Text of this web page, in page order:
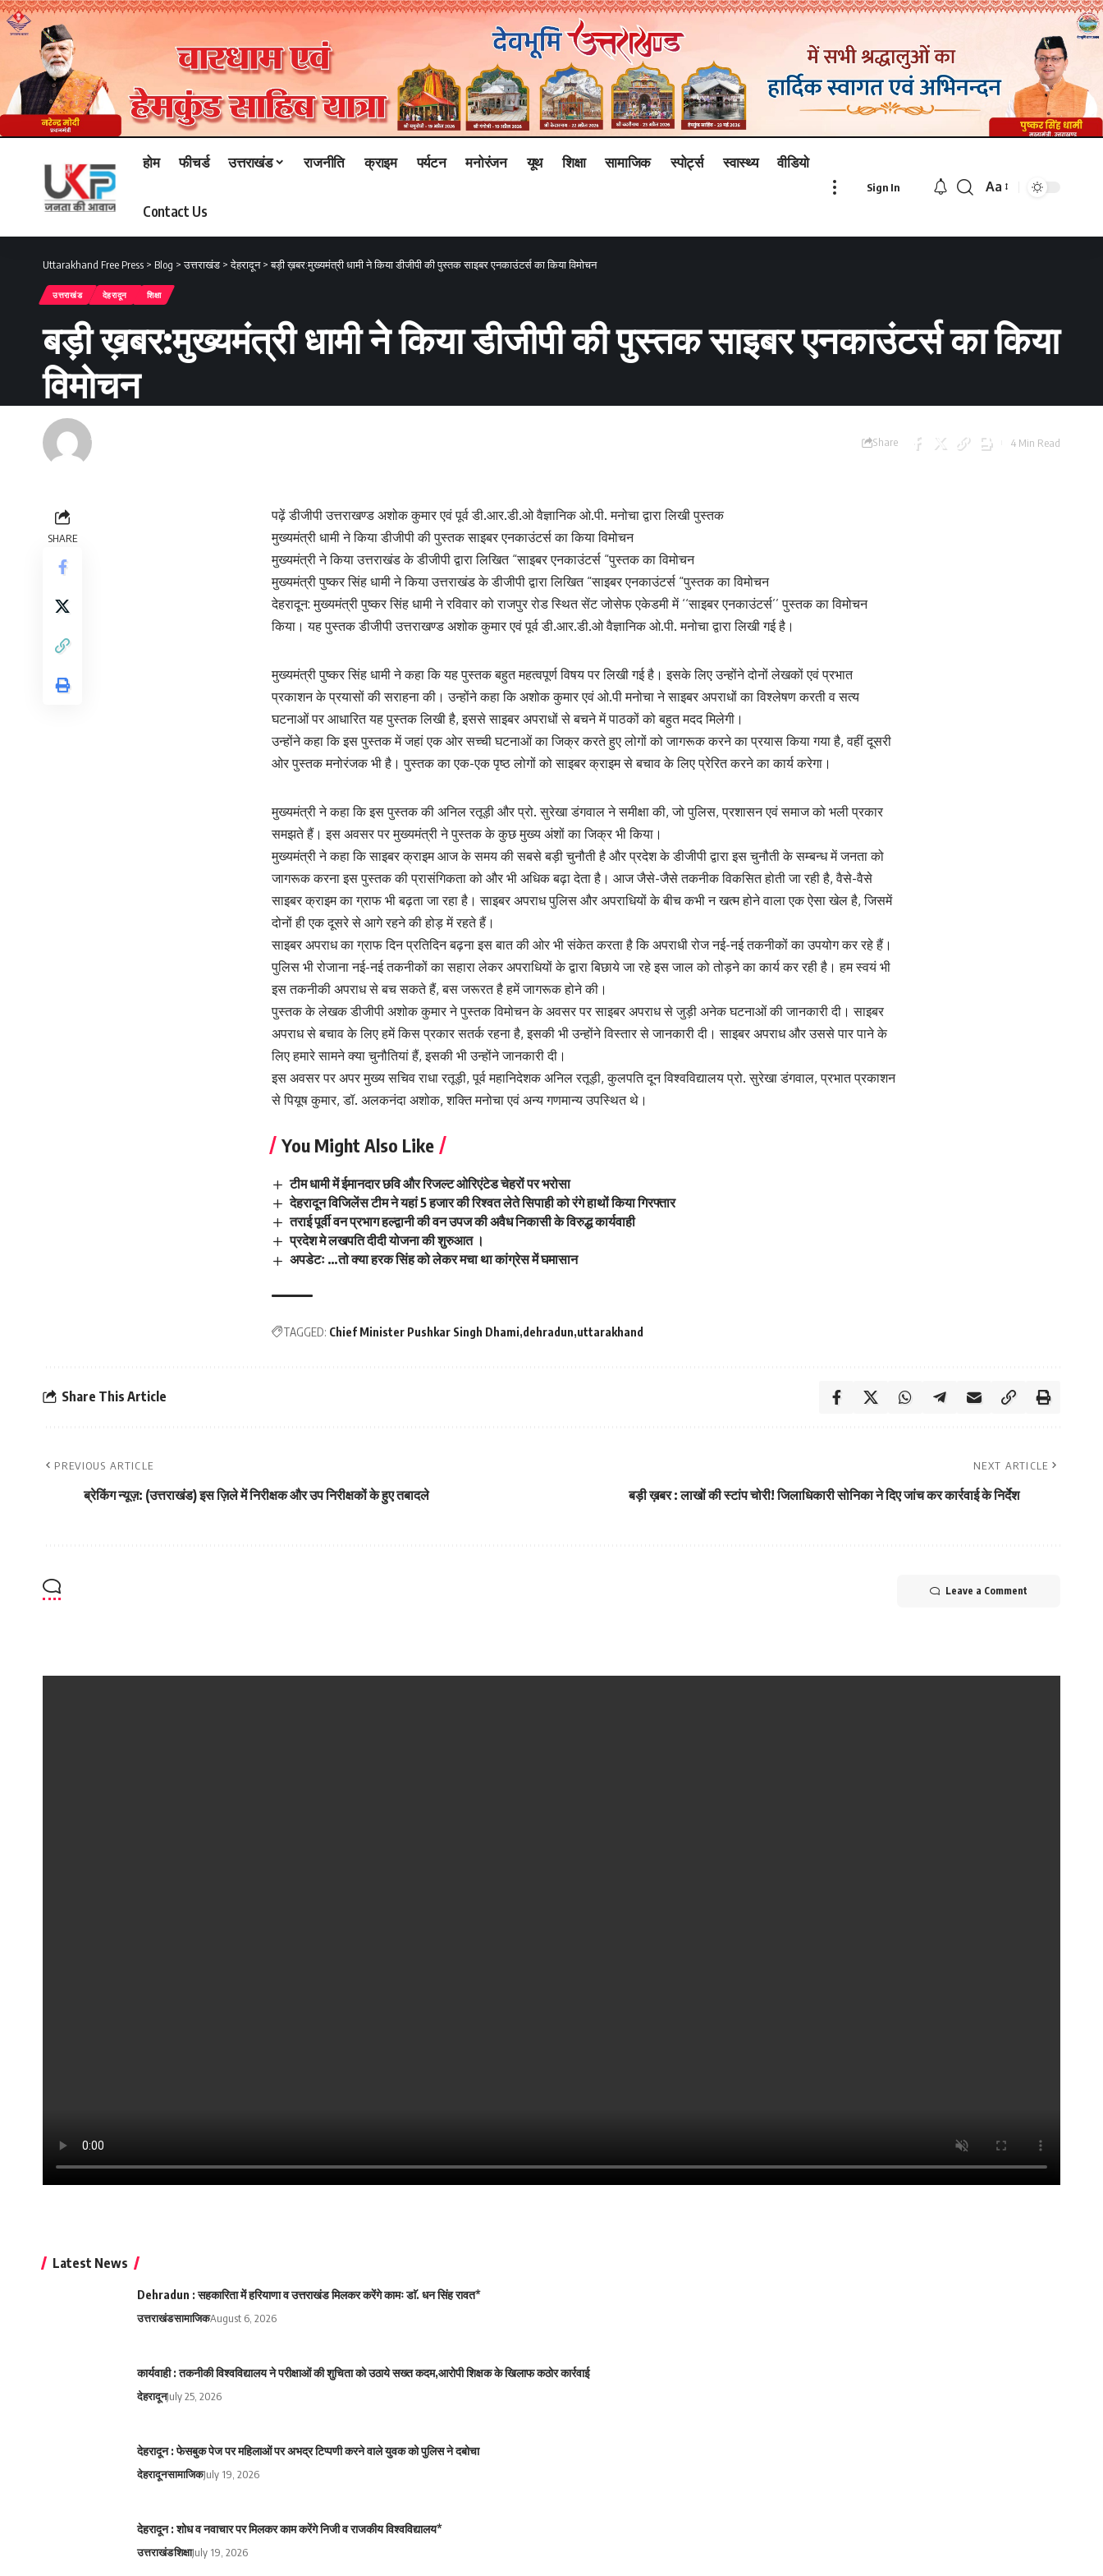
होम फीचर्ड उत्तराखंड राजनीति क्राइम पर्यटन मनोरंजन यूथ शिक्षा सामाजिक स्पोर्ट्स स्वास्थ्य वीडियो
Contact Us
Sign In
Font
Aa
Uttarakhand Free Press > Blog >उत्तराखंड >देहरादून>बड़ी ख़बर:मुख्‍यमंत्री धामी ने किया डीजीपी की पुस्‍तक साइबर एनकाउंटर्स का किया विमोचन
उत्तराखंड देहरादून शिक्षा
बड़ी ख़बर:मुख्‍यमंत्री धामी ने किया डीजीपी की पुस्‍तक साइबर एनकाउंटर्स का किया
विमोचन
Last updated: September 24, 2023 8:55 am
Renu Negi
Share 4 Min Read
SHARE
पढ़ें डीजीपी उत्तराखण्ड अशोक कुमार एवं पूर्व डी.आर.डी.ओ वैज्ञानिक ओ.पी. मनोचा द्वारा लिखी पुस्तक
मुख्‍यमंत्री धामी ने किया डीजीपी की पुस्‍तक साइबर एनकाउंटर्स का किया विमोचन
मुख्यमंत्री ने किया उत्तराखंड के डीजीपी द्वारा लिखित “साइबर एनकाउंटर्स “पुस्तक का विमोचन
मुख्यमंत्री पुष्कर सिंह धामी ने किया उत्तराखंड के डीजीपी द्वारा लिखित “साइबर एनकाउंटर्स “पुस्तक का विमोचन
देहरादून: मुख्यमंत्री पुष्कर सिंह धामी ने रविवार को राजपुर रोड स्थित सेंट जोसेफ एकेडमी में ‘‘साइबर एनकाउंटर्स’’ पुस्तक का विमोचन
किया। यह पुस्तक डीजीपी उत्तराखण्ड अशोक कुमार एवं पूर्व डी.आर.डी.ओ वैज्ञानिक ओ.पी. मनोचा द्वारा लिखी गई है।
मुख्यमंत्री पुष्कर सिंह धामी ने कहा कि यह पुस्तक बहुत महत्वपूर्ण विषय पर लिखी गई है। इसके लिए उन्होंने दोनों लेखकों एवं प्रभात
प्रकाशन के प्रयासों की सराहना की। उन्होंने कहा कि अशोक कुमार एवं ओ.पी मनोचा ने साइबर अपराधों का विश्लेषण करती व सत्य
घटनाओं पर आधारित यह पुस्तक लिखी है, इससे साइबर अपराधों से बचने में पाठकों को बहुत मदद मिलेगी।
उन्होंने कहा कि इस पुस्तक में जहां एक ओर सच्ची घटनाओं का जिक्र करते हुए लोगों को जागरूक करने का प्रयास किया गया है, वहीं दूसरी
ओर पुस्तक मनोरंजक भी है। पुस्तक का एक-एक पृष्ठ लोगों को साइबर क्राइम से बचाव के लिए प्रेरित करने का कार्य करेगा।
मुख्यमंत्री ने कहा कि इस पुस्तक की अनिल रतूड़ी और प्रो. सुरेखा डंगवाल ने समीक्षा की, जो पुलिस, प्रशासन एवं समाज को भली प्रकार
समझते हैं। इस अवसर पर मुख्यमंत्री ने पुस्तक के कुछ मुख्य अंशों का जिक्र भी किया।
मुख्यमंत्री ने कहा कि साइबर क्राइम आज के समय की सबसे बड़ी चुनौती है और प्रदेश के डीजीपी द्वारा इस चुनौती के सम्बन्ध में जनता को
जागरूक करना इस पुस्तक की प्रासंगिकता को और भी अधिक बढ़ा देता है। आज जैसे-जैसे तकनीक विकसित होती जा रही है, वैसे-वैसे
साइबर क्राइम का ग्राफ भी बढ़ता जा रहा है। साइबर अपराध पुलिस और अपराधियों के बीच कभी न खत्म होने वाला एक ऐसा खेल है, जिसमें
दोनों ही एक दूसरे से आगे रहने की होड़ में रहते हैं।
साइबर अपराध का ग्राफ दिन प्रतिदिन बढ़ना इस बात की ओर भी संकेत करता है कि अपराधी रोज नई-नई तकनीकों का उपयोग कर रहे हैं।
पुलिस भी रोजाना नई-नई तकनीकों का सहारा लेकर अपराधियों के द्वारा बिछाये जा रहे इस जाल को तोड़ने का कार्य कर रही है। हम स्वयं भी
इस तकनीकी अपराध से बच सकते हैं, बस जरूरत है हमें जागरूक होने की।
पुस्तक के लेखक डीजीपी अशोक कुमार ने पुस्तक विमोचन के अवसर पर साइबर अपराध से जुड़ी अनेक घटनाओं की जानकारी दी। साइबर
अपराध से बचाव के लिए हमें किस प्रकार सतर्क रहना है, इसकी भी उन्होंने विस्तार से जानकारी दी। साइबर अपराध और उससे पार पाने के
लिए हमारे सामने क्या चुनौतियां हैं, इसकी भी उन्होंने जानकारी दी।
इस अवसर पर अपर मुख्य सचिव राधा रतूड़ी, पूर्व महानिदेशक अनिल रतूड़ी, कुलपति दून विश्वविद्यालय प्रो. सुरेखा डंगवाल, प्रभात प्रकाशन
से पियूष कुमार, डॉ. अलकनंदा अशोक, शक्ति मनोचा एवं अन्य गणमान्य उपस्थित थे।
You Might Also Like
टीम धामी में ईमानदार छवि और रिजल्ट ओरिएंटेड चेहरों पर भरोसा
देहरादून विजिलेंस टीम ने यहां 5 हजार की रिश्वत लेते सिपाही को रंगे हाथों किया गिरफ्तार
तराई पूर्वी वन प्रभाग हल्द्वानी की वन उपज की अवैध निकासी के विरुद्ध कार्यवाही
प्रदेश मे लखपति दीदी योजना की शुरुआत ।
अपडेटः …तो क्या हरक सिंह को लेकर मचा था कांग्रेस में घमासान
TAGGED: Chief Minister Pushkar Singh Dhami dehradun uttarakhand
Share This Article
PREVIOUS ARTICLE
ब्रेकिंग न्यूज़: (उत्तराखंड) इस ज़िले में निरीक्षक और उप निरीक्षकों के हुए तबादले
NEXT ARTICLE
बड़ी ख़बर : लाखों की स्टांप चोरी! जिलाधिकारी सोनिका ने दिए जांच कर कार्रवाई के निर्देश
Leave a Comment
Latest News
Dehradun : सहकारिता में हरियाणा व उत्तराखंड मिलकर करेंगे कामः डाॅ. धन सिंह रावत*
उत्तराखंडसामाजिकAugust 6, 2026
कार्यवाही : तकनीकी विश्वविद्यालय ने परीक्षाओं की शुचिता को उठाये सख्त कदम,आरोपी शिक्षक के खिलाफ कठोर कार्रवाई
देहरादूनJuly 25, 2026
देहरादून : फेसबुक पेज पर महिलाओं पर अभद्र टिप्पणी करने वाले युवक को पुलिस ने दबोचा
देहरादूनसामाजिकJuly 19, 2026
देहरादून : शोध व नवाचार पर मिलकर काम करेंगे निजी व राजकीय विश्वविद्यालय*
उत्तराखंडशिक्षाJuly 19, 2026